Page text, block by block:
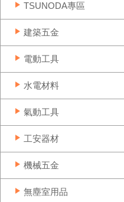
TSUNODA專區
建築五金
電動工具
水電材料
氣動工具
工安器材
機械五金
無塵室用品